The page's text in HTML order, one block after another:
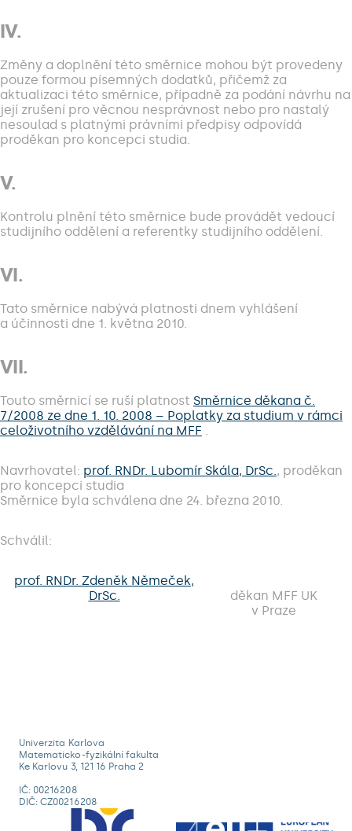
IV.
Změny a doplnění této směrnice mohou být provedeny
pouze formou písemných dodatků, přičemž za
aktualizaci této směrnice, případně za podání návrhu na
její zrušení pro věcnou nesprávnost nebo pro nastalý
nesoulad s platnými právními předpisy odpovídá
proděkan pro koncepci studia.
V.
Kontrolu plnění této směrnice bude provádět vedoucí
studijního oddělení a referentky studijního oddělení.
VI.
Tato směrnice nabývá platnosti dnem vyhlášení
a účinnosti dne 1. května 2010.
VII.
Touto směrnicí se ruší platnost Směrnice děkana č.
7/2008 ze dne 1. 10. 2008 – Poplatky za studium v rámci
celoživotního vzdělávání na MFF .
Navrhovatel: prof. RNDr. Lubomír Skála, DrSc., proděkan
pro koncepci studia
Směrnice byla schválena dne 24. března 2010.
Schválil:
prof. RNDr. Zdeněk Němeček,
DrSc.
děkan MFF UK
v Praze
Univerzita Karlova
Matematicko-fyzikální fakulta
Ke Karlovu 3, 121 16 Praha 2
IČ: 00216208
DIČ: CZ00216208